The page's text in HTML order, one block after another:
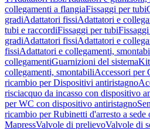
collegamenti a flangiaFissaggi per tubi
gradiAdattatori fissiAdattatori e
tubi e raccordiFissaggi per tubi
gradiAdattatori fissiAdattatori e
fissiAdattatori e collegamenti,
collegamentiGuarnizioni del sistemaKit
collegamenti, smontabiliAccessori per
ricambio per Dispositivi antiristagno
risciacquo da incasso con dispositivo
per WC con dispositivo antiristagno
ricambio per Rubinetti d'arresto a sede
MapressValvole di prelievoValvole di